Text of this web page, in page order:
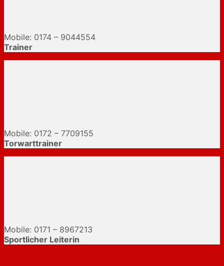
Mobile: 0174 – 9044554
Trainer
Mobile: 0172 – 7709155
Torwarttrainer
Mobile: 0171 – 8967213
Sportlicher Leiterin